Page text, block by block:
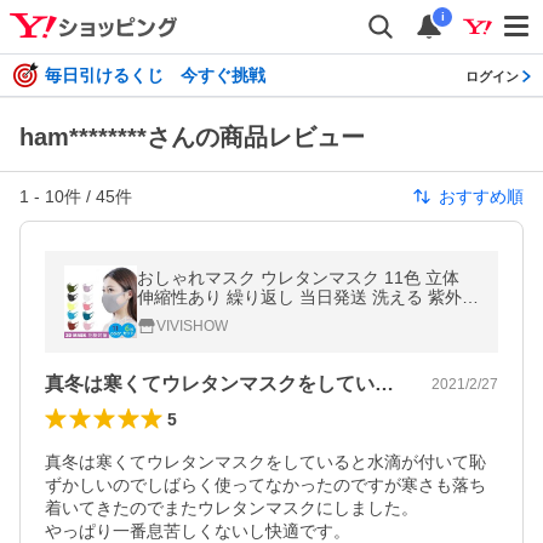
i
毎日引けるくじ 今すぐ挑戦 ログイン
ham********さんの商品レビュー
1 - 10件 / 45件 おすすめ順
おしゃれマスク ウレタンマスク 11色 立体
伸縮性あり 繰り返し 当日発送 洗える 紫外線
蒸れない 肌荒れしない 耳痛くない おしゃれ
個別包装 男女兼用 花粉
VIVISHOW
真冬は寒くてウレタンマスクをしていると… 2021/2/27
5
真冬は寒くてウレタンマスクをしていると水滴が付いて恥
ずかしいのでしばらく使ってなかったのですが寒さも落ち
着いてきたのでまたウレタンマスクにしました。
やっぱり一番息苦しくないし快適です。